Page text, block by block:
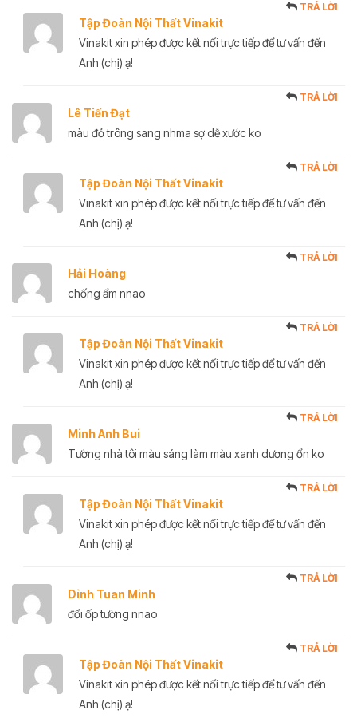
Tập Đoàn Nội Thất Vinakit
TRẢ LỜI
Vinakit xin phép được kết nối trực tiếp để tư vấn đến
Anh (chị) ạ!
Lê Tiến Đạt
TRẢ LỜI
màu đỏ trông sang nhma sợ dễ xước ko
Tập Đoàn Nội Thất Vinakit
TRẢ LỜI
Vinakit xin phép được kết nối trực tiếp để tư vấn đến
Anh (chị) ạ!
Hải Hoàng
TRẢ LỜI
chống ẩm nnao
Tập Đoàn Nội Thất Vinakit
TRẢ LỜI
Vinakit xin phép được kết nối trực tiếp để tư vấn đến
Anh (chị) ạ!
Minh Anh Bui
TRẢ LỜI
Tường nhà tôi màu sáng làm màu xanh dương ổn ko
Tập Đoàn Nội Thất Vinakit
TRẢ LỜI
Vinakit xin phép được kết nối trực tiếp để tư vấn đến
Anh (chị) ạ!
Dinh Tuan Minh
TRẢ LỜI
đổi ốp tường nnao
Tập Đoàn Nội Thất Vinakit
TRẢ LỜI
Vinakit xin phép được kết nối trực tiếp để tư vấn đến
Anh (chị) ạ!